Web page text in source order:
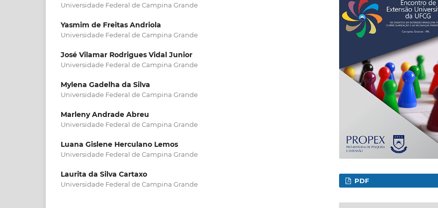
Universidade Federal de Campina Grande
Yasmim de Freitas Andriola
Universidade Federal de Campina Grande
José Vilamar Rodrigues Vidal Junior
Universidade Federal de Campina Grande
Mylena Gadelha da Silva
Universidade Federal de Campina Grande
Marleny Andrade Abreu
Universidade Federal de Campina Grande
Luana Gislene Herculano Lemos
Universidade Federal de Campina Grande
Laurita da Silva Cartaxo
Universidade Federal de Campina Grande PDF